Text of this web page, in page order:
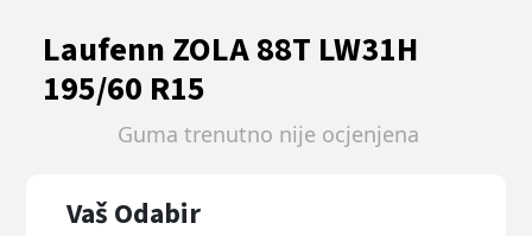
Laufenn ZOLA 88T LW31H
195/60 R15
Guma trenutno nije ocjenjena
Vaš Odabir